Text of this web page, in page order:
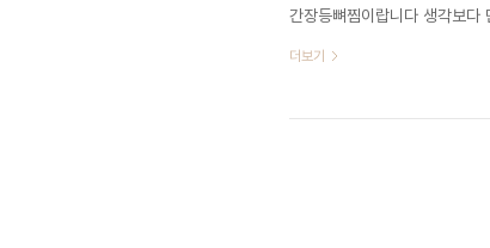
간장등뼈찜이랍니다 생각보다
말 맛있는데 아무튼 등뼈 주
후추 우선 등뼈 2킬로를 준비
더보기